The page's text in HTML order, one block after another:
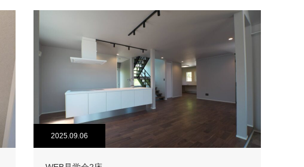
2025.09.06